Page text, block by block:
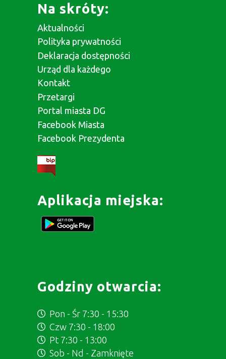
Na skróty:
Aktualności
Polityka prywatności
Deklaracja dostępności
Urząd dla każdego
Kontakt
Przetargi
Portal miasta DG
Facebook Miasta
Facebook Prezydenta
Aplikacja miejska:
Godziny otwarcia:
Pon - Śr 7:30 - 15:30
Czw 7:30 - 18:00
Pt 7:30 - 13:00
Sob - Nd - Zamknięte